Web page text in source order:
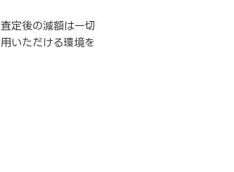
定後の減額は一切
いただける環境を